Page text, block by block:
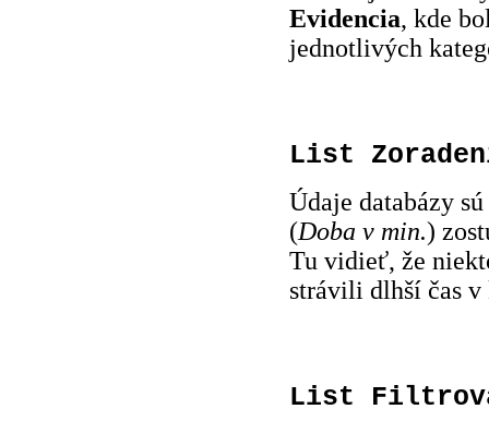
Evidencia, kde
jednotlivých
List
Údaje databázy
(Doba v min.)
Tu vidieť, že
strávili dlhší čas
List